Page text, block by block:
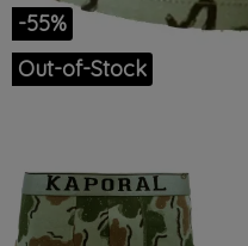
-55%
Out-of-Stock